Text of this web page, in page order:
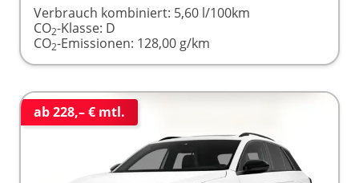
Verbrauch kombiniert: 5,60 l/100km
CO2-Klasse: D
CO2-Emissionen: 128,00 g/km
ab 228,– € mtl.